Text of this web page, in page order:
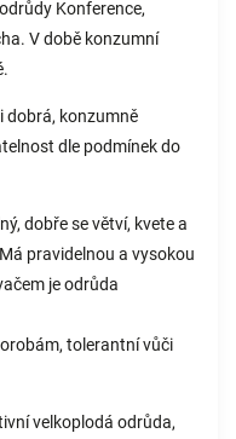
Konference,
V době konzumní
dobrá, konzumně
dle podmínek do
dobře se větví, kvete a
pravidelnou a vysokou
je odrůda
tolerantní vůči
velkoplodá odrůda,